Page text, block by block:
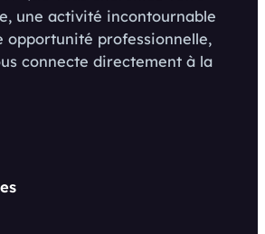
une activité incontournable
opportunité professionnelle,
connecte directement à la